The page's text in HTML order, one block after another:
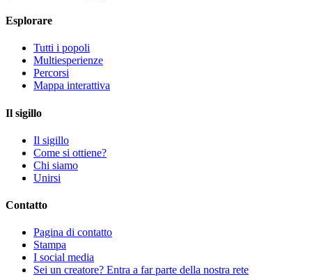
Esplorare
Tutti i popoli
Multiesperienze
Percorsi
Mappa interattiva
Il sigillo
Il sigillo
Come si ottiene?
Chi siamo
Unirsi
Contatto
Pagina di contatto
Stampa
I social media
Sei un creatore? Entra a far parte della nostra rete